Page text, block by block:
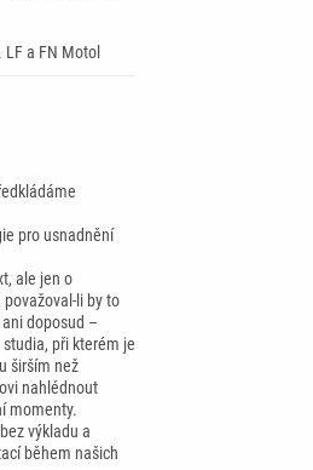
a FN Motol
pro usnadnění
ale jen o
li by to
doposud –
při kterém je
širším než
nahlédnout
momenty.
výkladu a
během našich